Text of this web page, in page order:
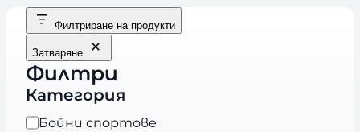
Филтриране на продукти
Затваряне
Филтри
Категория
К Бойни спортове